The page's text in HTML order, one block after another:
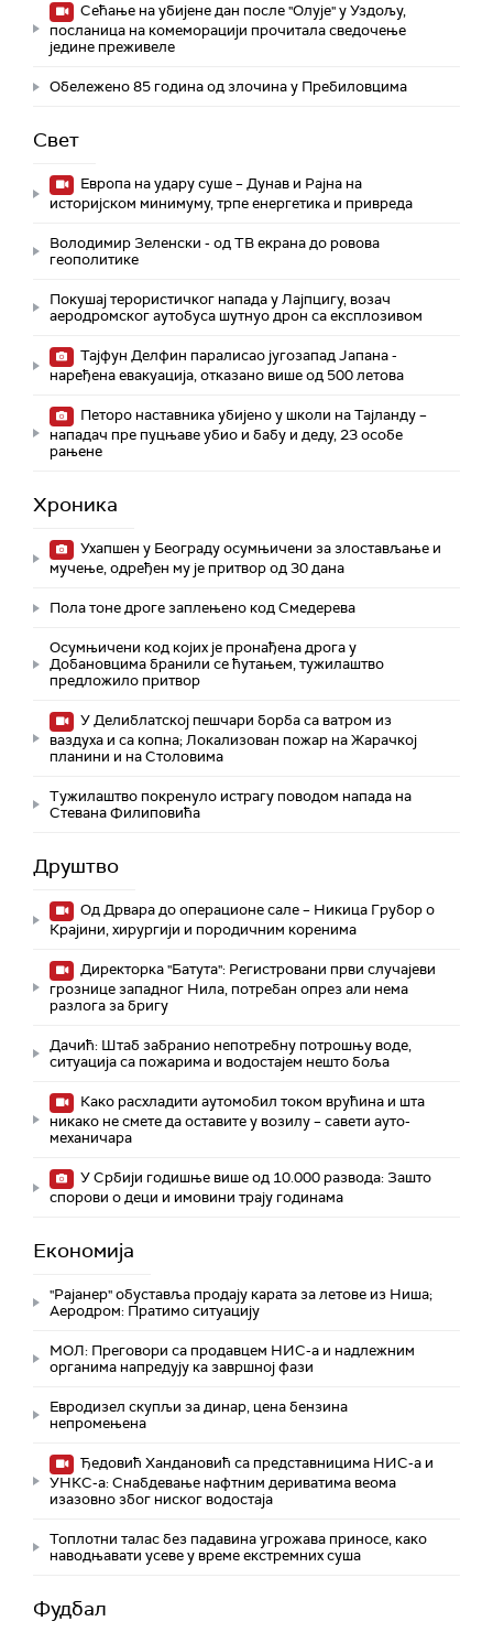
Сећање на убијене дан после "Олује" у Уздољу,
посланица на комеморацији прочитала сведочење
једине преживеле
Обележено 85 година од злочина у Пребиловцима
Свет
Европа на удару суше – Дунав и Рајна на
историјском минимуму, трпе енергетика и привреда
Володимир Зеленски - од ТВ екрана до ровова
геополитике
Покушај терористичког напада у Лајпцигу, возач
аеродромског аутобуса шутнуо дрон са експлозивом
Тајфун Делфин паралисао југозапад Јапана -
наређена евакуација, отказано више од 500 летова
Петоро наставника убијено у школи на Тајланду –
нападач пре пуцњаве убио и бабу и деду, 23 особе
рањене
Хроника
Ухапшен у Београду осумњичени за злостављање и
мучење, одређен му је притвор од 30 дана
Пола тоне дроге заплењено код Смедерева
Осумњичени код којих је пронађена дрога у
Добановцима бранили се ћутањем, тужилаштво
предложило притвор
У Делиблатској пешчари борба са ватром из
ваздуха и са копна; Локализован пожар на Жарачкој
планини и на Столовима
Тужилаштво покренуло истрагу поводом напада на
Стевана Филиповића
Друштво
Од Дрвара до операционе сале – Никица Грубор о
Крајини, хирургији и породичним коренима
Директорка "Батута": Регистровани први случајеви
грознице западног Нила, потребан опрез али нема
разлога за бригу
Дачић: Штаб забранио непотребну потрошњу воде,
ситуација са пожарима и водостајем нешто боља
Како расхладити аутомобил током врућина и шта
никако не смете да оставите у возилу – савети ауто-
механичара
У Србији годишње више од 10.000 развода: Зашто
спорови о деци и имовини трају годинама
Економија
"Рајанер" обуставља продају карата за летове из Ниша;
Аеродром: Пратимо ситуацију
МОЛ: Преговори са продавцем НИС-а и надлежним
органима напредују ка завршној фази
Евродизел скупљи за динар, цена бензина
непромењена
Ђедовић Хандановић са представницима НИС-а и
УНКС-а: Снабдевање нафтним дериватима веома
изазовно због ниског водостаја
Топлотни талас без падавина угрожава приносе, како
наводњавати усеве у време екстремних суша
Фудбал